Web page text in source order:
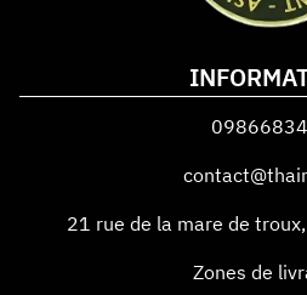
21 rue de la mare de troux,
Zones de